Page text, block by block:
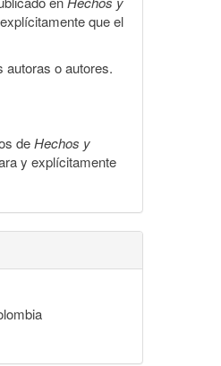
que el
autoras o autores.
deHechos y
y explícitamente